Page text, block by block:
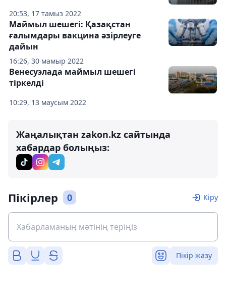
20:53, 17 тамыз 2022
16:26, 30 мамыр 2022
Маймыл шешегі: Қазақстан
ғалымдары вакцина әзірлеуге
дайын
10:29, 13 маусым 2022
Венесуэлада маймыл шешегі
тіркелді
Жаңалықтан zakon.kz сайтында
хабардар болыңыз:
Пікірлер 0 Кіру
Пікір жазу